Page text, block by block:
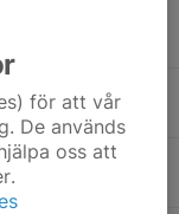
för att vår
De används
oss att